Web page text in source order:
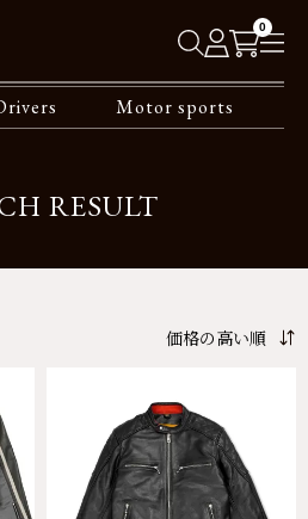
0
Motor sports
RESULT